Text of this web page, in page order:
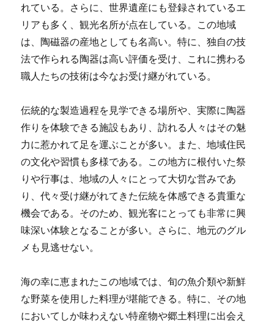
れている。さらに、世界遺産にも登録されているエ
リアも多く、観光名所が点在している。この地域
は、陶磁器の産地としても名高い。特に、独自の技
法で作られる陶器は高い評価を受け、これに携わる
職人たちの技術は今なお受け継がれている。
伝統的な製造過程を見学できる場所や、実際に陶器
作りを体験できる施設もあり、訪れる人々はその魅
力に惹かれて足を運ぶことが多い。また、地域住民
の文化や習慣も多様である。この地方に根付いた祭
りや行事は、地域の人々にとって大切な営みであ
り、代々受け継がれてきた伝統を体感できる貴重な
機会である。そのため、観光客にとっても非常に興
味深い体験となることが多い。さらに、地元のグル
メも見逃せない。
海の幸に恵まれたこの地域では、旬の魚介類や新鮮
な野菜を使用した料理が堪能できる。特に、その地
においてしか味わえない特産物や郷土料理に出会え